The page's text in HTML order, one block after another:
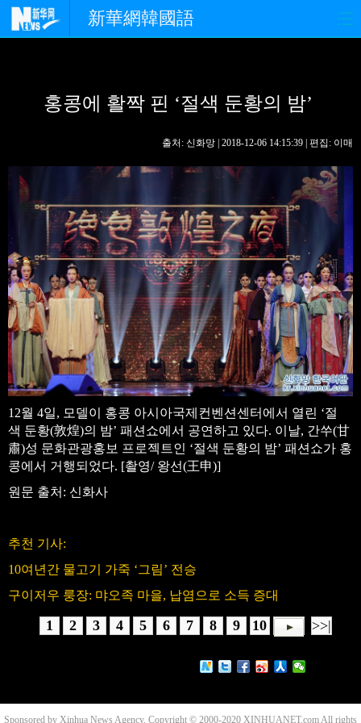
新華網韓國語
경제 사회 포토
핫 TV 문화
관광 오피니언
생생 중국어
홍콩에 활짝 핀 ‘절색 둔황의 밤’
출처: 신화망 | 2018-12-06 14:15:39 | 편집: 이매
12월 4일, 모델이 홍콩 아시아국제컨벤션센터에서 열린 ‘절
색 둔황(敦煌)의 밤’ 패션쇼에서 공연하고 있다. 이날, 간쑤(甘
肅)성 문화관광홍보 프로젝트인 ‘절색 둔황의 밤’ 패션쇼가 홍
콩에서 거행되었다. [촬영/ 왕선(王申)]
원문 출처: 신화사
추천 기사:
10여년간 물고기 가죽 ‘그림’ 전승
구이저우 룽장: 먀오족 마을, 납염으로 소득 증대
1 2 3 4 5 6 7 8 9 10 >>|